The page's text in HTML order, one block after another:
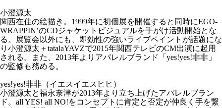
小澄源太
関西在住の絵描き。1999年に初個展を開催すると同時にEGO-
WRAPPIN’のCDジャケットビジュアルを手がけ活動開始とな
る。展覧会以外にも、即効性の強いライブペイントが話題にな
り小澄源太＋tatalaYAVZで2015年関西テレビのCM出演に起用
される。また、2013年よりアパレルブランド「yes!yes!非非」
の監修も務める。
yes!yes!非非（イエスイエスヒヒ）
小澄源太と福永奈津が2013年より立ち上げたアパレルブラン
ド。all YES! all NO!をコンセプトに肯定と否定が仲良く手を繋